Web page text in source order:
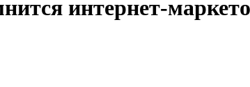
интернет-